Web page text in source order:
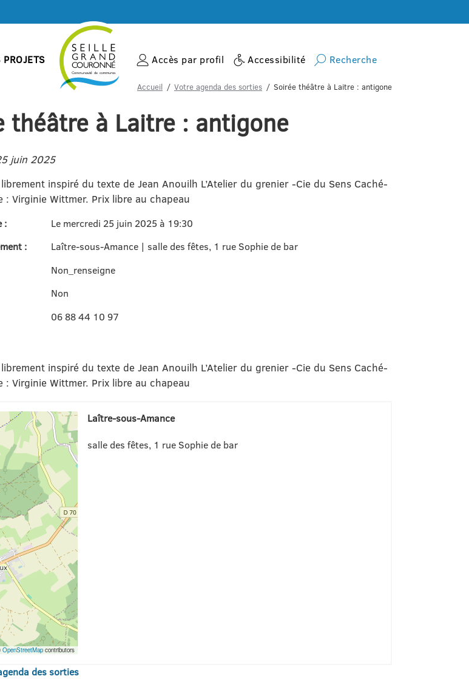
PROJETS Accès par profil Accessibilité Recherche
Accueil Votre agenda des sorties Soirée théâtre à Laitre : antigone
théâtre à Laitre : antigone
juin 2025
inspiré du texte de Jean Anouilh L’Atelier du grenier -Cie du Sens Caché-
: Virginie Wittmer. Prix libre au chapeau
:
Le mercredi 25 juin 2025 à 19:30
:
Laître-sous-Amance | salle des fêtes, 1 rue Sophie de bar
Non_renseigne
Non
06 88 44 10 97
inspiré du texte de Jean Anouilh L’Atelier du grenier -Cie du Sens Caché-
: Virginie Wittmer. Prix libre au chapeau
OpenStreetMapcontributors
Laître-sous-Amance
salle des fêtes, 1 rue Sophie de bar
des sorties